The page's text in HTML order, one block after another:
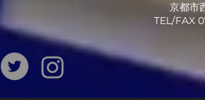
京都市
​TEL/FAX